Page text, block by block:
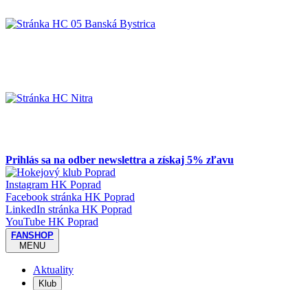
Prihlás sa na odber newslettra a získaj 5% zľavu
Instagram HK Poprad
Facebook stránka HK Poprad
LinkedIn stránka HK Poprad
YouTube HK Poprad
FANSHOP
MENU
Aktuality
Klub